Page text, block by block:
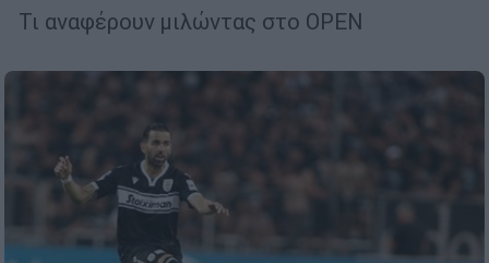
Τι αναφέρουν μιλώντας στο OPEN